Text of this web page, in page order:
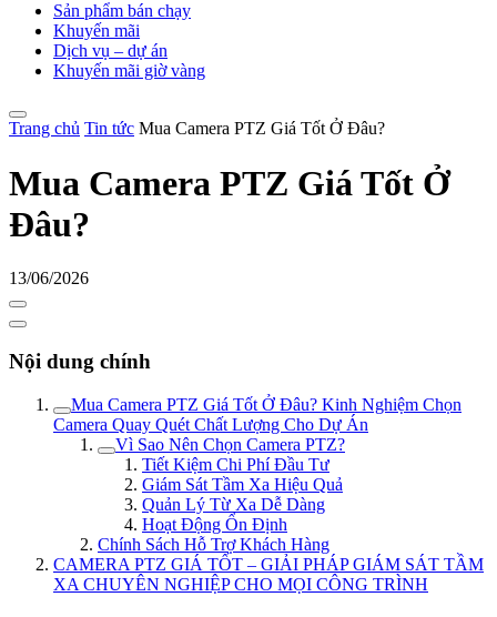
Sản phẩm bán chạy
Khuyến mãi
Dịch vụ – dự án
Khuyến mãi giờ vàng
Trang chủ Tin tức Mua Camera PTZ Giá Tốt Ở Đâu?
Mua Camera PTZ Giá Tốt Ở
Đâu?
13/06/2026
Nội dung chính
Mua Camera PTZ Giá Tốt Ở Đâu? Kinh Nghiệm Chọn
Camera Quay Quét Chất Lượng Cho Dự Án
Vì Sao Nên Chọn Camera PTZ?
Tiết Kiệm Chi Phí Đầu Tư
Giám Sát Tầm Xa Hiệu Quả
Quản Lý Từ Xa Dễ Dàng
Hoạt Động Ổn Định
Chính Sách Hỗ Trợ Khách Hàng
CAMERA PTZ GIÁ TỐT – GIẢI PHÁP GIÁM SÁT TẦM
XA CHUYÊN NGHIỆP CHO MỌI CÔNG TRÌNH